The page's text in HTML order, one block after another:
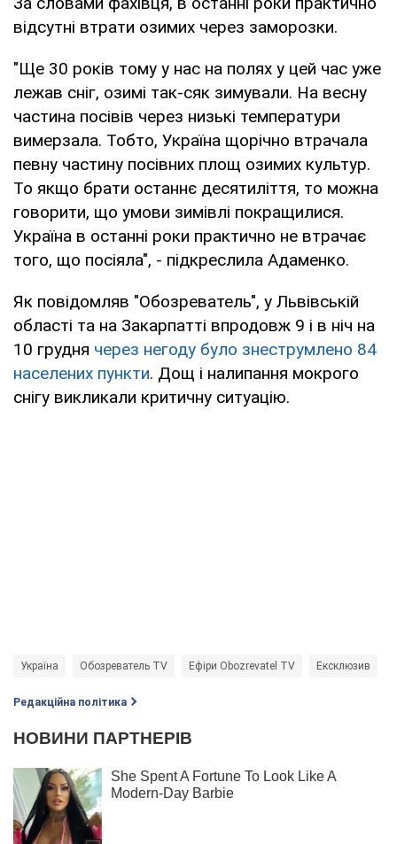
відсутні втрати озимих через заморозки.
"Ще 30 років тому у нас на полях у цей час уже
лежав сніг, озимі так-сяк зимували. На весну
частина посівів через низькі температури
вимерзала. Тобто, Україна щорічно втрачала
певну частину посівних площ озимих культур.
То якщо брати останнє десятиліття, то можна
говорити, що умови зимівлі покращилися.
Україна в останні роки практично не втрачає
того, що посіяла", - підкреслила Адаменко.
Як повідомляв "Обозреватель", у Львівській
області та на Закарпатті впродовж 9 і в ніч на
10 грудня через негоду було знеструмлено 84
населених пункти. Дощ і налипання мокрого
снігу викликали критичну ситуацію.
Україна Обозреватель TV Ефіри Obozrevatel TV Ексклюзив
Редакційна політика